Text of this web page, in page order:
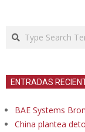
Search
ENTRADAS
BAE Systems
China plantea